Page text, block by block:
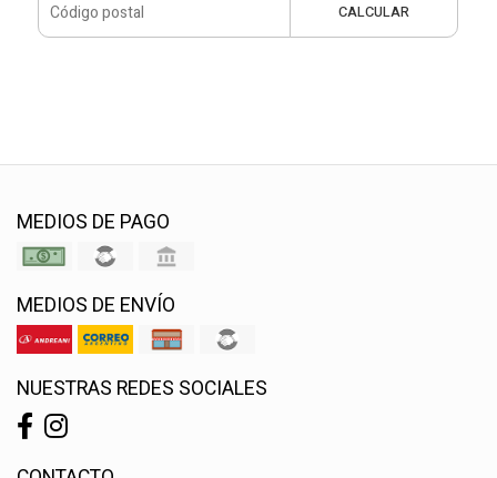
CALCULAR
MEDIOS DE PAGO
MEDIOS DE ENVÍO
NUESTRAS REDES SOCIALES